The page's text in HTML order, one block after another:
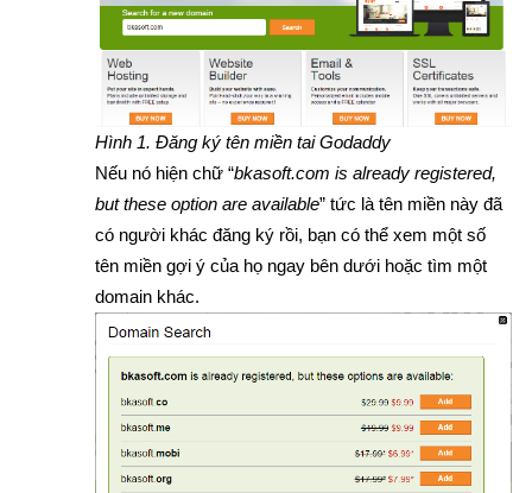
Hình 1. Đăng ký tên miền tai Godaddy
Nếu nó hiện chữ “bkasoft.com is already registered,
but these option are available” tức là tên miền này đã
có người khác đăng ký rồi, bạn có thể xem một số
tên miền gợi ý của họ ngay bên dưới hoặc tìm một
domain khác.